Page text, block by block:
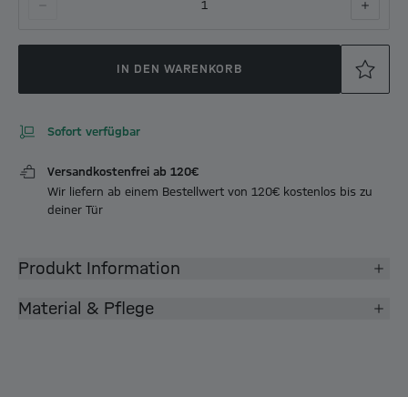
1
IN DEN WARENKORB
Sofort verfügbar
Versandkostenfrei ab 120€
Wir liefern ab einem Bestellwert von 120€ kostenlos bis zu
deiner Tür
Produkt Information
Material & Pflege